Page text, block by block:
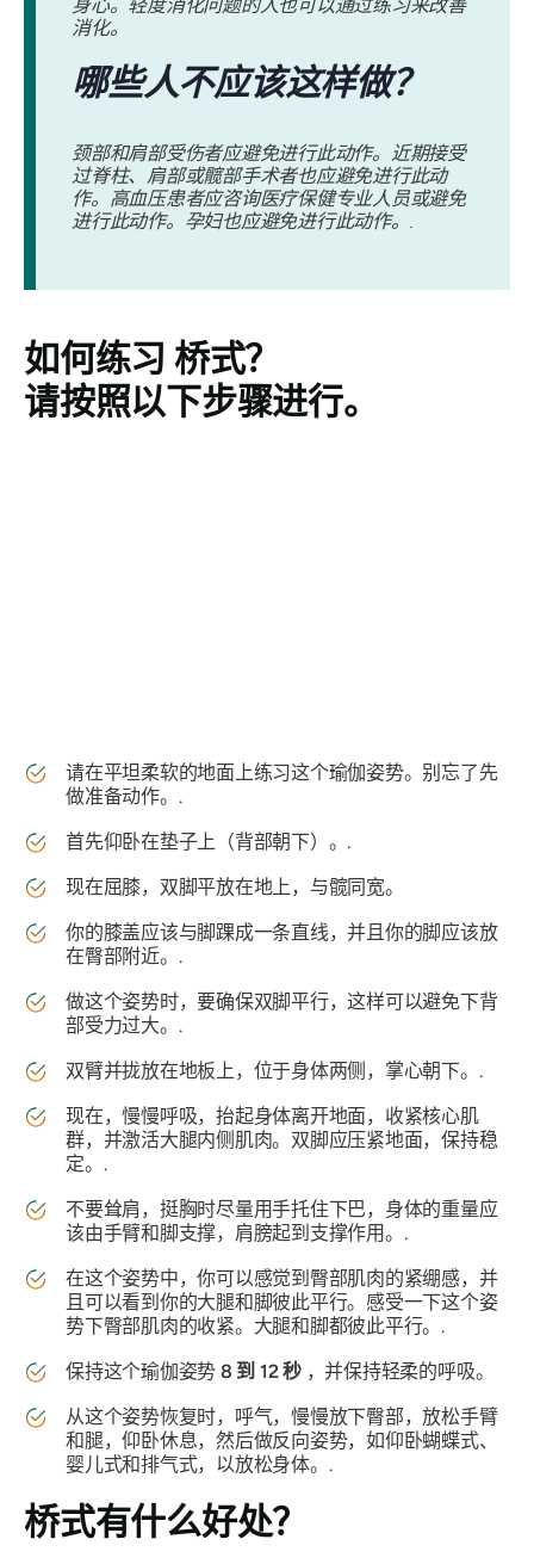
身心。轻度消化问题的人也可以通过练习来改善
消化。
哪些人不应该这样做？
颈部和肩部受伤者应避免进行此动作。近期接受
过脊柱、肩部或髋部手术者也应避免进行此动
作。高血压患者应咨询医疗保健专业人员或避免
进行此动作。孕妇也应避免进行此动作。.
如何练习 桥式？
请按照以下步骤进行。
请在平坦柔软的地面上练习这个瑜伽姿势。别忘了先
做准备动作。.
首先仰卧在垫子上（背部朝下）。.
现在屈膝，双脚平放在地上，与髋同宽。
你的膝盖应该与脚踝成一条直线，并且你的脚应该放
在臀部附近。.
做这个姿势时，要确保双脚平行，这样可以避免下背
部受力过大。.
双臂并拢放在地板上，位于身体两侧，掌心朝下。.
现在，慢慢呼吸，抬起身体离开地面，收紧核心肌
群，并激活大腿内侧肌肉。双脚应压紧地面，保持稳
定。.
不要耸肩，挺胸时尽量用手托住下巴，身体的重量应
该由手臂和脚支撑，肩膀起到支撑作用。.
在这个姿势中，你可以感觉到臀部肌肉的紧绷感，并
且可以看到你的大腿和脚彼此平行。感受一下这个姿
势下臀部肌肉的收紧。大腿和脚都彼此平行。.
保持这个瑜伽姿势 8 到 12 秒，并保持轻柔的呼吸。
从这个姿势恢复时，呼气，慢慢放下臀部，放松手臂
和腿，仰卧休息，然后做反向姿势，如仰卧蝴蝶式、
婴儿式和排气式，以放松身体。.
桥式有什么好处？